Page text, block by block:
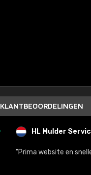
KLANTBEOORDELINGEN
HL Mulder Services
"Prima website en snelle